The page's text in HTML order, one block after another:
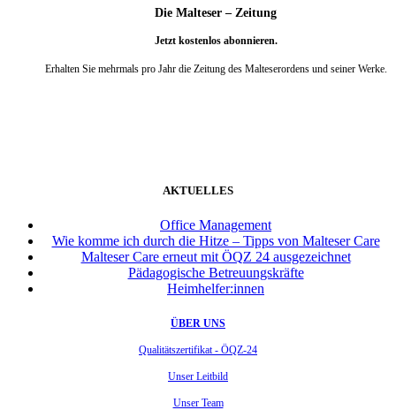
Die Malteser – Zeitung
Jetzt kostenlos abonnieren.
Erhalten Sie mehrmals pro Jahr die Zeitung des Malteserordens und seiner Werke.
AKTUELLES
Office Management
Wie komme ich durch die Hitze – Tipps von Malteser Care
Malteser Care erneut mit ÖQZ 24 ausgezeichnet
Pädagogische Betreuungskräfte
Heimhelfer:innen
ÜBER UNS
Qualitätszertifikat - ÖQZ-24
Unser Leitbild
Unser Team